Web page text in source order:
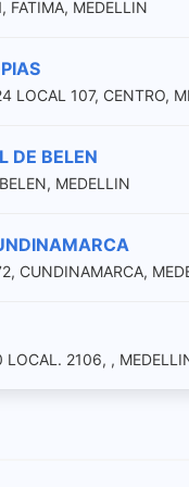
FATIMA, MEDELLIN
LOCAL 107, CENTRO,
DE BELEN
MEDELLIN
CUNDINAMARCA,
2106, ,